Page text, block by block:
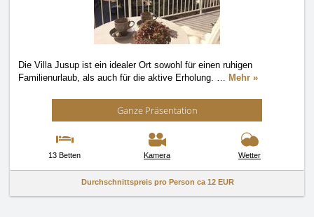
Die Villa Jusup ist ein idealer Ort sowohl für einen ruhigen
Familienurlaub, als auch für die aktive Erholung. … Mehr »
Ganze Präsentation
13 Betten Kamera Wetter
Durchschnittspreis pro Person ca 12 EUR